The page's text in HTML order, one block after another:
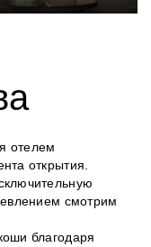
отелем
открытия.
смотрим
благодаря